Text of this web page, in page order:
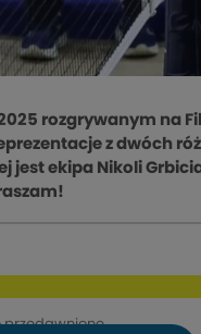
rozgrywanym na
z dwóch
ekipa Nikoli
przedawnione.